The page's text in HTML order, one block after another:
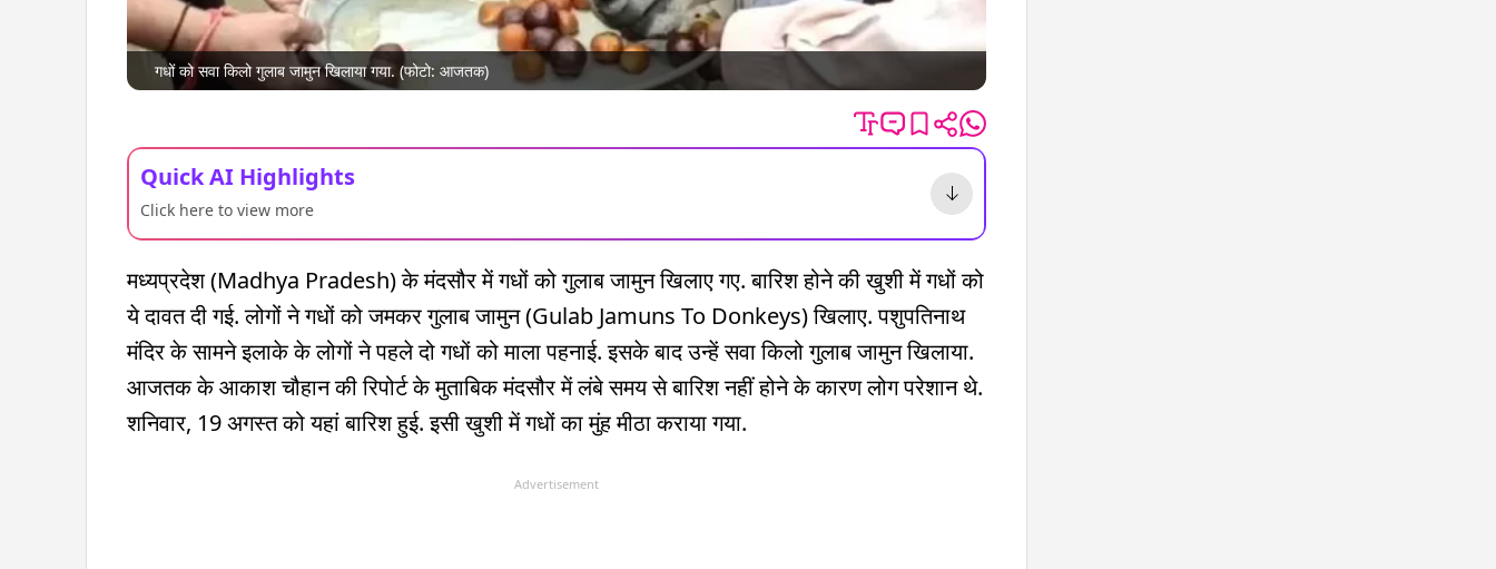
गधों को सवा किलो गुलाब जामुन खिलाया गया. (फोटो: आजतक)
Quick AI Highlights
Click here to view more
मध्यप्रदेश (Madhya Pradesh) के मंदसौर में गधों को गुलाब जामुन खिलाए गए. बारिश होने की खुशी में गधों को
ये दावत दी गई. लोगों ने गधों को जमकर गुलाब जामुन (Gulab Jamuns To Donkeys) खिलाए. पशुपतिनाथ
मंदिर के सामने इलाके के लोगों ने पहले दो गधों को माला पहनाई. इसके बाद उन्हें सवा किलो गुलाब जामुन खिलाया.
आजतक के आकाश चौहान की रिपोर्ट के मुताबिक मंदसौर में लंबे समय से बारिश नहीं होने के कारण लोग परेशान थे.
शनिवार, 19 अगस्त को यहां बारिश हुई. इसी खुशी में गधों का मुंह मीठा कराया गया.
Advertisement